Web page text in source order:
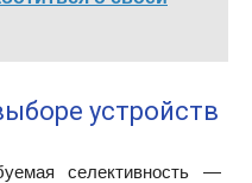
устройств
селективность —